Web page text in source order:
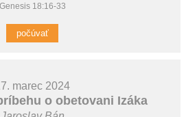
Genesis 18:16-33
počúvať
marec 2024
o obetovani Izáka